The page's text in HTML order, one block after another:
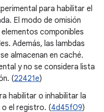
para habilitar el
El modo de omisión
componibles
Además, las lambdas
almacenan en caché.
y no se considera lista
(22421e)
habilitar o inhabilitar la
el registro. (4d45f09)